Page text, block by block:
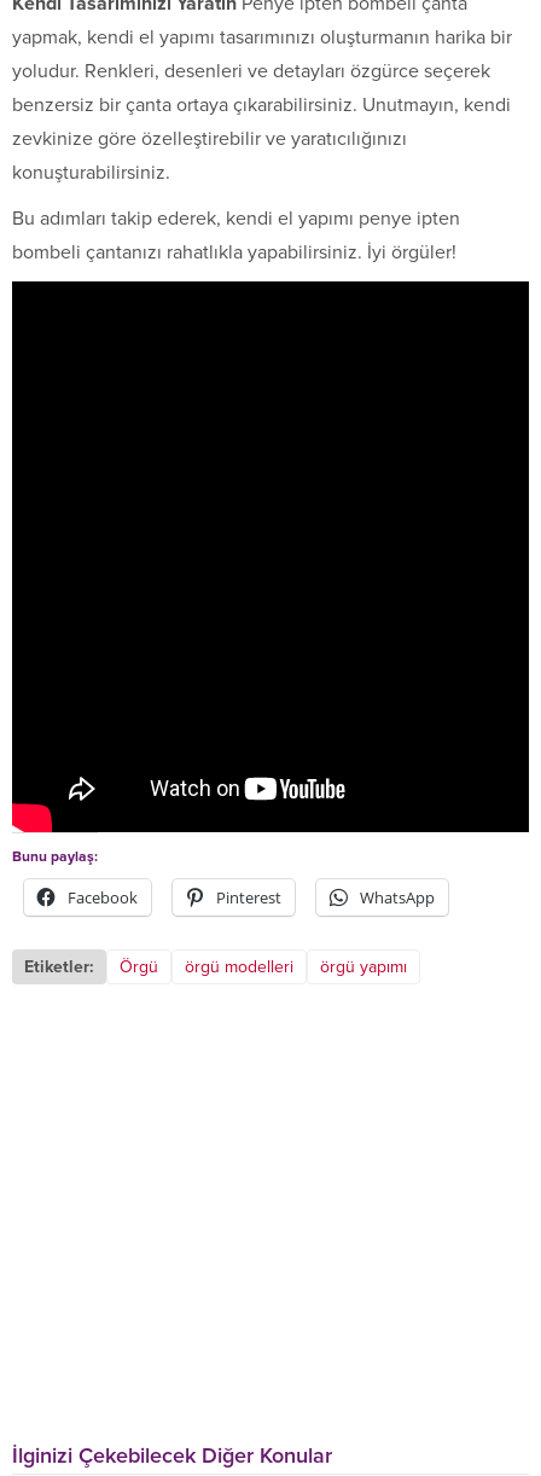
yapmak, kendi el yapımı tasarımınızı oluşturmanın harika bir
yoludur. Renkleri, desenleri ve detayları özgürce seçerek
benzersiz bir çanta ortaya çıkarabilirsiniz. Unutmayın, kendi
zevkinize göre özelleştirebilir ve yaratıcılığınızı
konuşturabilirsiniz.
Bu adımları takip ederek, kendi el yapımı penye ipten
bombeli çantanızı rahatlıkla yapabilirsiniz. İyi örgüler!
Bunu paylaş:
Facebook Pinterest WhatsApp
Etiketler: Örgü örgü modelleri örgü yapımı
İlginizi Çekebilecek Diğer Konular